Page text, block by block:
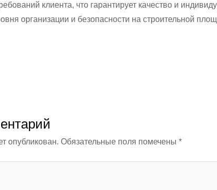
клиента, что гарантирует качество и
организации и безопасности на строительной
опубликован. Обязательные поля помечены *